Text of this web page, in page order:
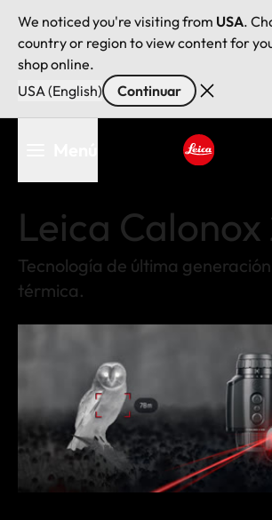
We noticed you're visiting from USA.
country or region to view content for
shop online.
USA (English)
Continuar
Leica Calonox
Tecnología de última
térmica.